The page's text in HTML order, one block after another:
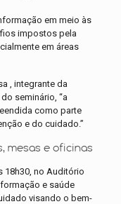
em meio às
impostos pela
em áreas
, integrante da
seminário, “a
como parte
e do cuidado.”
mesas e oficinas
18h30, no Auditório
e saúde
visando o bem-